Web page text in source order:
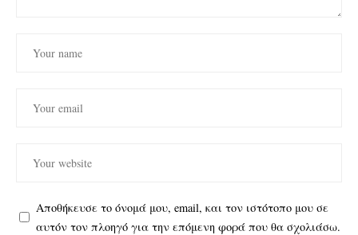
Αποθήκευσε το όνομά μου, email, και τον ιστότοπο μου σε
αυτόν τον πλοηγό για την επόμενη φορά που θα σχολιάσω.